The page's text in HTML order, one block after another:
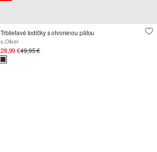
Trblietavé lodičky s otvorenou pätou
s.Oliver
28,99 €49,95 €